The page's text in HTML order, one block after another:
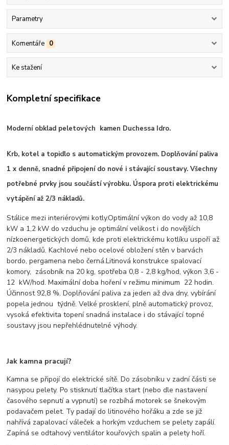
Parametry
Komentáře 0
Ke stažení
Kompletní specifikace
Moderní obklad peletových kamen Duchessa Idro.
Krb, kotel a topidlo s automatickým provozem. Doplňování paliva
1 x denně, snadné připojení do nové i stávající soustavy. Všechny
potřebné prvky jsou součástí výrobku. Úspora proti elektrickému
vytápění až 2/3 nákladů.
Stálice mezi interiérovými kotly.Optimální výkon do vody až 10,8
kW a 1,2 kW do vzduchu je optimální velikost i do novějších
nízkoenergetických domů, kde proti elektrickému kotlíku uspoří až
2/3 nákladů. Kachlové nebo ocelové obložení stěn v barvách
bordo, pergamena nebo černá.Litinová konstrukce spalovací
komory, zásobník na 20 kg, spotřeba 0,8 - 2,8 kg/hod, výkon 3,6 -
12 kW/hod. Maximální doba hoření v režimu minimum 22 hodin.
Účinnost 92,8 %. Doplňování paliva za jeden až dva dny, vybírání
popela jednou týdně. Velké prosklení, plně automatický provoz,
vysoká efektivita topení snadná instalace i do stávající topné
soustavy jsou nepřehlédnutelné výhody.
Jak kamna pracují?
Kamna se připojí do elektrické sítě. Do zásobníku v zadní části se
nasypou pelety. Po stisknutí tlačítka start (nebo dle nastavení
časového sepnutí a vypnutí) se rozbíhá motorek se šnekovým
podavačem pelet. Ty padají do litinového hořáku a zde se již
nahřívá zapalovací váleček a horkým vzduchem se pelety zapálí.
Zapíná se odtahový ventilátor kouřových spalin a pelety hoří.